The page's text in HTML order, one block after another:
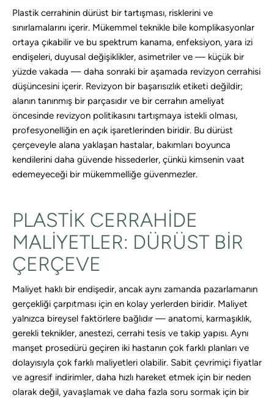
Plastik cerrahinin dürüst bir tartışması, risklerini ve
sınırlamalarını içerir. Mükemmel teknikle bile komplikasyonlar
ortaya çıkabilir ve bu spektrum kanama, enfeksiyon, yara izi
endişeleri, duyusal değişiklikler, asimetriler ve — küçük bir
yüzde vakada — daha sonraki bir aşamada revizyon cerrahisi
düşüncesini içerir. Revizyon bir başarısızlık etiketi değildir;
alanın tanınmış bir parçasıdır ve bir cerrahın ameliyat
öncesinde revizyon politikasını tartışmaya istekli olması,
profesyonelliğin en açık işaretlerinden biridir. Bu dürüst
çerçeveyle alana yaklaşan hastalar, bakımları boyunca
kendilerini daha güvende hissederler, çünkü kimsenin vaat
edemeyeceği bir mükemmelliğe güvenmezler.
PLASTIK CERRAHIDE
MALIYETLER: DÜRÜST BIR
ÇERÇEVE
Maliyet haklı bir endişedir, ancak aynı zamanda pazarlamanın
gerçekliği çarpıtması için en kolay yerlerden biridir. Maliyet
yalnızca bireysel faktörlere bağlıdır — anatomi, karmaşıklık,
gerekli teknikler, anestezi, cerrahi tesis ve takip yapısı. Aynı
manşet prosedürü geçiren iki hastanın çok farklı planları ve
dolayısıyla çok farklı maliyetleri olabilir. Sabit çevrimiçi fiyatlar
ve agresif indirimler, daha hızlı hareket etmek için bir neden
olarak değil, yavaşlamak ve daha fazla soru sormak için bir